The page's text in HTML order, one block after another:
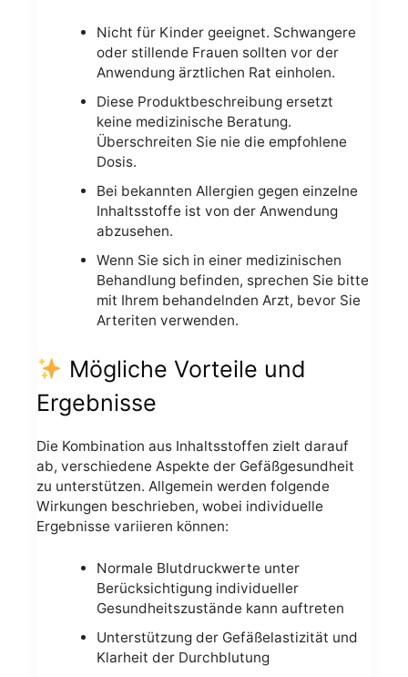
Nicht für Kinder geeignet. Schwangere
oder stillende Frauen sollten vor der
Anwendung ärztlichen Rat einholen.
Diese Produktbeschreibung ersetzt
keine medizinische Beratung.
Überschreiten Sie nie die empfohlene
Dosis.
Bei bekannten Allergien gegen einzelne
Inhaltsstoffe ist von der Anwendung
abzusehen.
Wenn Sie sich in einer medizinischen
Behandlung befinden, sprechen Sie bitte
mit Ihrem behandelnden Arzt, bevor Sie
Arteriten verwenden.
Mögliche Vorteile und
Ergebnisse
Die Kombination aus Inhaltsstoffen zielt darauf
ab, verschiedene Aspekte der Gefäßgesundheit
zu unterstützen. Allgemein werden folgende
Wirkungen beschrieben, wobei individuelle
Ergebnisse variieren können:
Normale Blutdruckwerte unter
Berücksichtigung individueller
Gesundheitszustände kann auftreten
Unterstützung der Gefäßelastizität und
Klarheit der Durchblutung